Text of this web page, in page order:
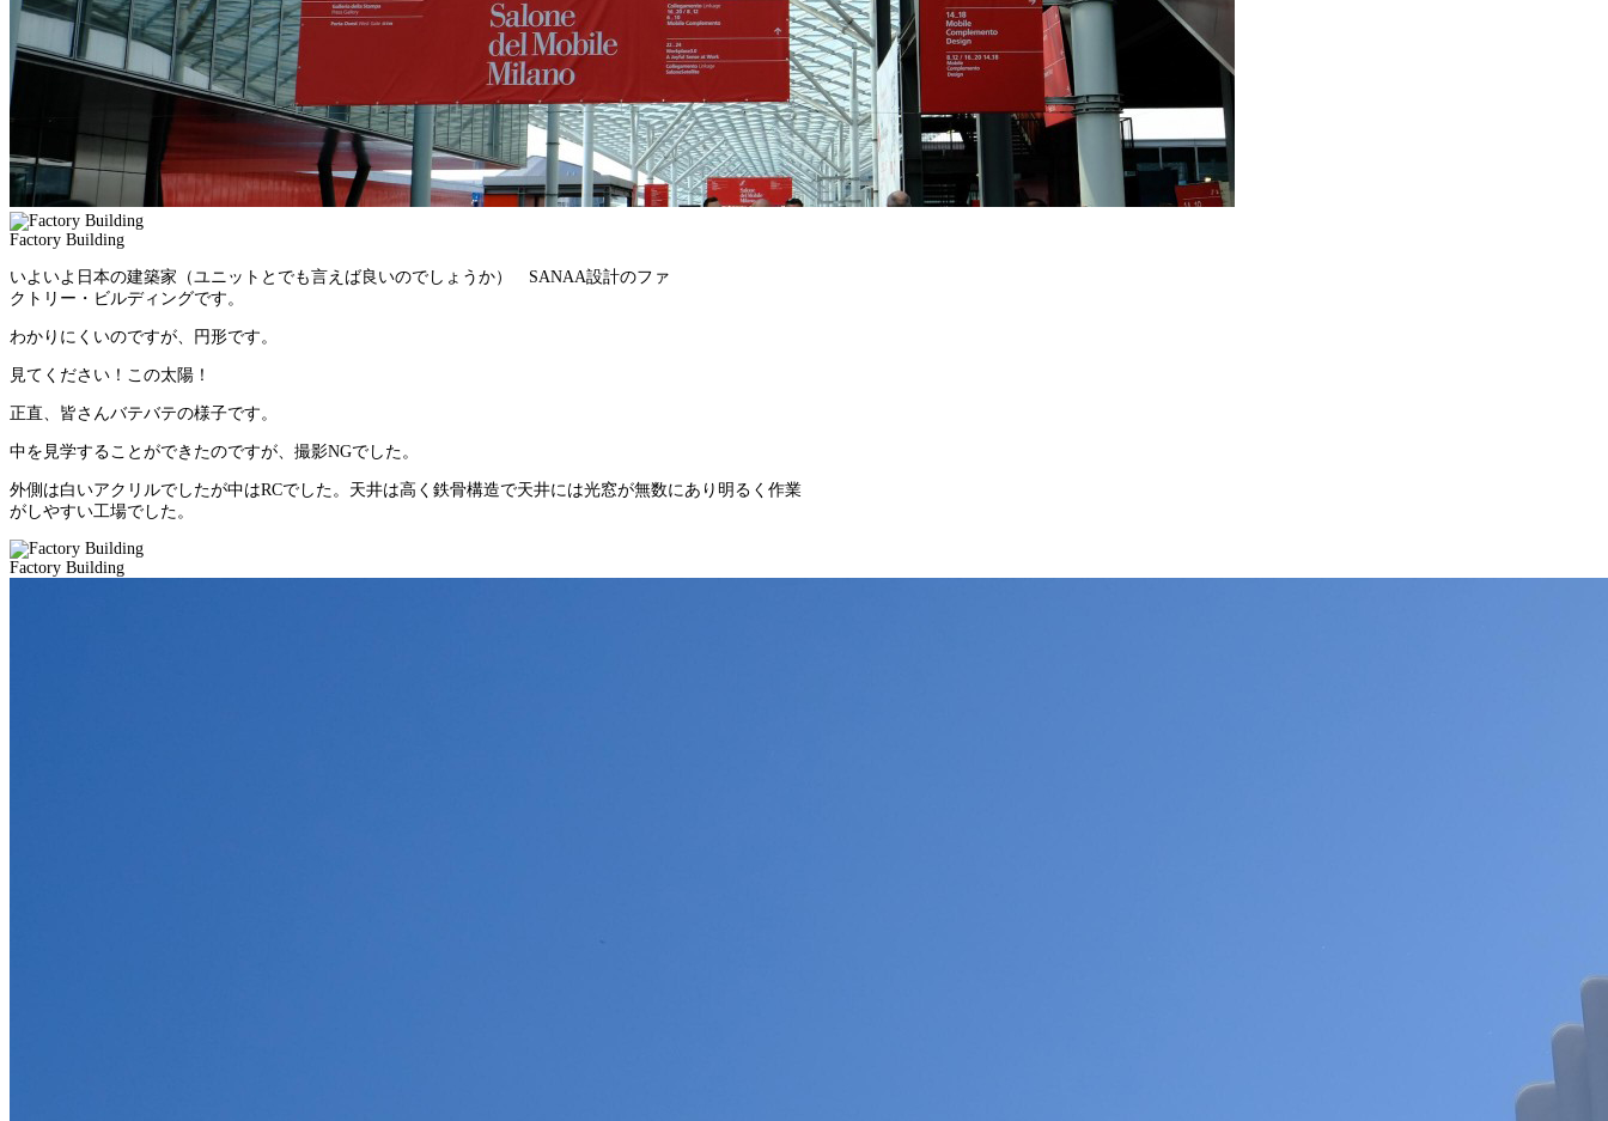
Factory Building
いよいよ日本の建築家（ユニットとでも言えば良いのでしょうか） SANAA設計のファ
クトリー・ビルディングです。
わかりにくいのですが、円形です。
見てください！この太陽！
正直、皆さんバテバテの様子です。
中を見学することができたのですが、撮影NGでした。
外側は白いアクリルでしたが中はRCでした。天井は高く鉄骨構造で天井には光窓が無数にあり明るく作業
がしやすい工場でした。
Factory Building